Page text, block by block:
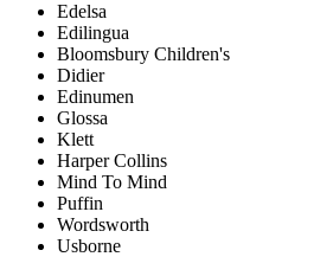
Edelsa
Edilingua
Bloomsbury Children's
Didier
Edinumen
Glossa
Klett
Harper Collins
Mind To Mind
Puffin
Wordsworth
Usborne